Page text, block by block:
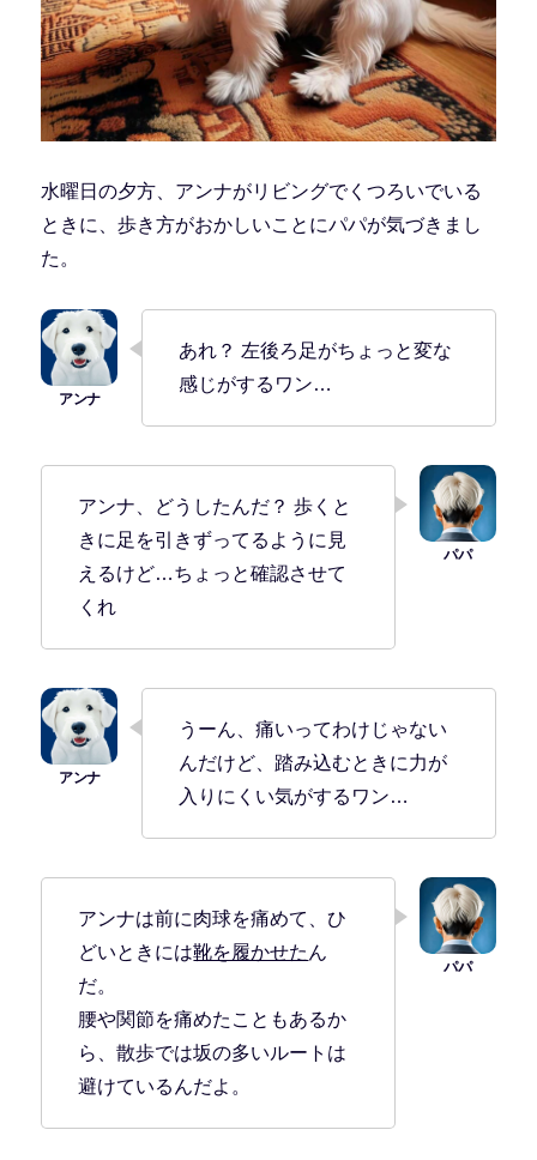
水曜日の夕方、アンナがリビングでくつろいでいる
ときに、歩き方がおかしいことにパパが気づきまし
た。
あれ？ 左後ろ足がちょっと変な
感じがするワン…
アンナ、どうしたんだ？ 歩くと
きに足を引きずってるように見
えるけど…ちょっと確認させて
くれ
うーん、痛いってわけじゃない
んだけど、踏み込むときに力が
入りにくい気がするワン…
アンナは前に肉球を痛めて、ひ
どいときには靴を履かせた ん
だ。
腰や関節を痛めたこともあるか
ら、散歩では坂の多いルートは
避けているんだよ。